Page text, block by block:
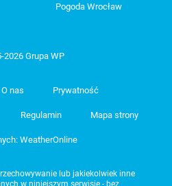
Pogoda Wrocław
2026 Grupa WP
O nas Prywatność
Regulamin Mapa strony
WeatherOnline
lub jakiekolwiek inne
w niniejszym serwisie - bez